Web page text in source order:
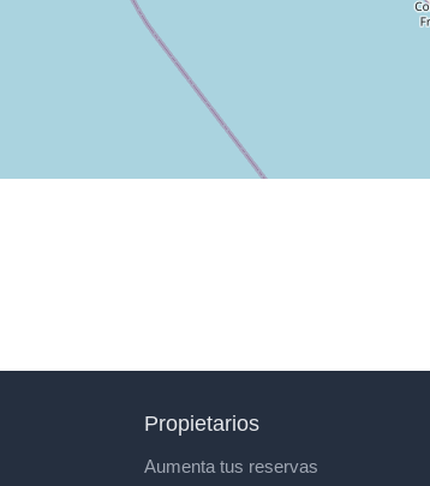
Propietarios
Aumenta tus reservas